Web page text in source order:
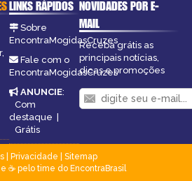
LINKS RÁPIDOS
Sobre
EncontraMogidasCruzes
Fale com o
EncontraMogidasCruzes
ANUNCIE:
Com
destaque |
Grátis
NOVIDADES POR E-
MAIL
Receba grátis as
principais notícias,
dicas e promoções
| Privacidade
Sitemap
☕ pelo time do EncontraBrasil